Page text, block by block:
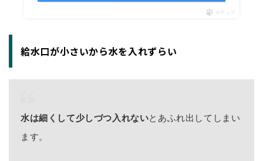
ポチップ
給水口が小さいから水を入れずらい
水は細くして少しづつ入れないとあふれ出してしまい
ます。